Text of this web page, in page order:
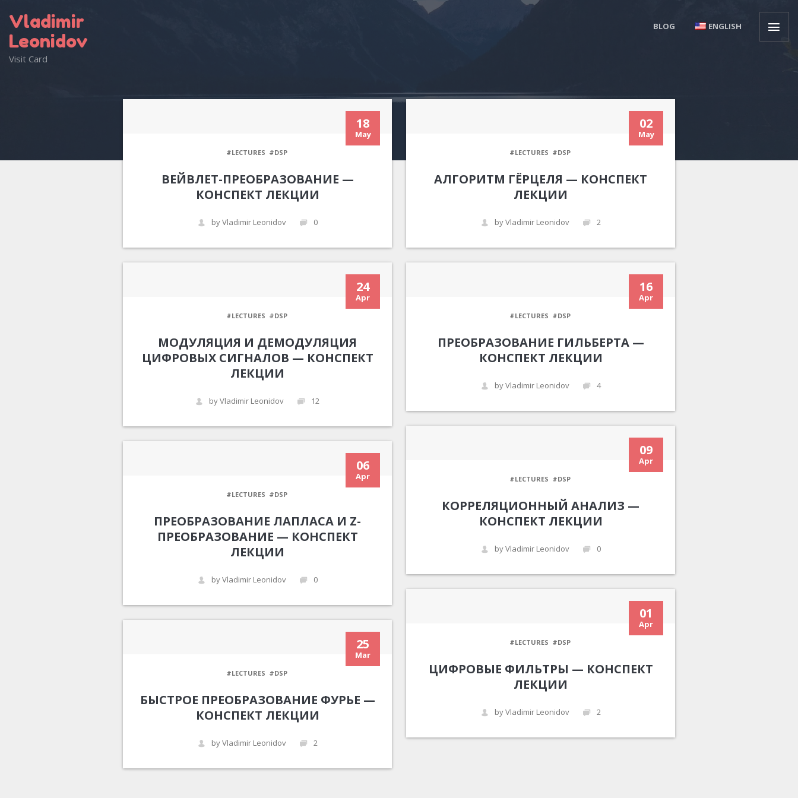
Vladimir
Leonidov
Visit Card
BLOG ENGLISH
18
May
#LECTURES #DSP
ВЕЙВЛЕТ-ПРЕОБРАЗОВАНИЕ —
КОНСПЕКТ ЛЕКЦИИ
by Vladimir Leonidov 0
02
May
#LECTURES #DSP
АЛГОРИТМ ГЁРЦЕЛЯ — КОНСПЕКТ
ЛЕКЦИИ
by Vladimir Leonidov 2
24
Apr
#LECTURES #DSP
МОДУЛЯЦИЯ И ДЕМОДУЛЯЦИЯ
ЦИФРОВЫХ СИГНАЛОВ — КОНСПЕКТ
ЛЕКЦИИ
by Vladimir Leonidov 12
16
Apr
#LECTURES #DSP
ПРЕОБРАЗОВАНИЕ ГИЛЬБЕРТА —
КОНСПЕКТ ЛЕКЦИИ
by Vladimir Leonidov 4
09
Apr
#LECTURES #DSP
КОРРЕЛЯЦИОННЫЙ АНАЛИЗ —
КОНСПЕКТ ЛЕКЦИИ
by Vladimir Leonidov 0
06
Apr
#LECTURES #DSP
ПРЕОБРАЗОВАНИЕ ЛАПЛАСА И Z-
ПРЕОБРАЗОВАНИЕ — КОНСПЕКТ
ЛЕКЦИИ
by Vladimir Leonidov 0
01
Apr
#LECTURES #DSP
ЦИФРОВЫЕ ФИЛЬТРЫ — КОНСПЕКТ
ЛЕКЦИИ
by Vladimir Leonidov 2
25
Mar
#LECTURES #DSP
БЫСТРОЕ ПРЕОБРАЗОВАНИЕ ФУРЬЕ —
КОНСПЕКТ ЛЕКЦИИ
by Vladimir Leonidov 2